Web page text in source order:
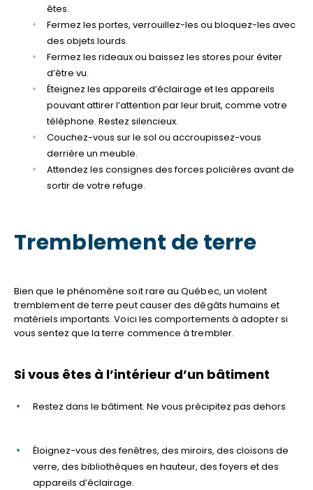
êtes.
Fermez les portes, verrouillez-les ou bloquez-les avec
des objets lourds.
Fermez les rideaux ou baissez les stores pour éviter
d’être vu.
Éteignez les appareils d’éclairage et les appareils
pouvant attirer l’attention par leur bruit, comme votre
téléphone. Restez silencieux.
Couchez-vous sur le sol ou accroupissez-vous
derrière un meuble.
Attendez les consignes des forces policières avant de
sortir de votre refuge.
Tremblement de terre
Bien que le phénomène soit rare au Québec, un violent
tremblement de terre peut causer des dégâts humains et
matériels importants. Voici les comportements à adopter si
vous sentez que la terre commence à trembler.
Si vous êtes à l’intérieur d’un bâtiment
Restez dans le bâtiment. Ne vous précipitez pas dehors
Éloignez-vous des fenêtres, des miroirs, des cloisons de
verre, des bibliothèques en hauteur, des foyers et des
appareils d’éclairage.